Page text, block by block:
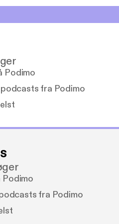
Podimo
fra Podimo
Podimo
fra Podimo